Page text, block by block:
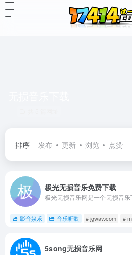
排序 发布 更新 浏览 点赞
极光无损音乐免费下载
影音娱乐 音乐听歌 # jgwav.com #
5song无损音乐网